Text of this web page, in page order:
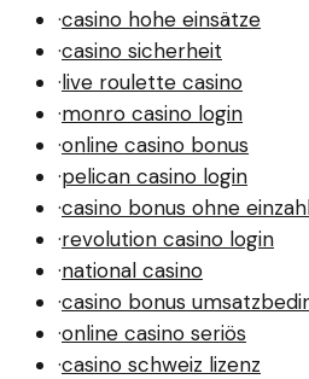
·casino hohe einsätze
·casino sicherheit
·live roulette casino
·monro casino login
·online casino bonus
·pelican casino login
·casino bonus ohne
·revolution casino login
·national casino
·casino bonus
·online casino seriös
·casino schweiz lizenz